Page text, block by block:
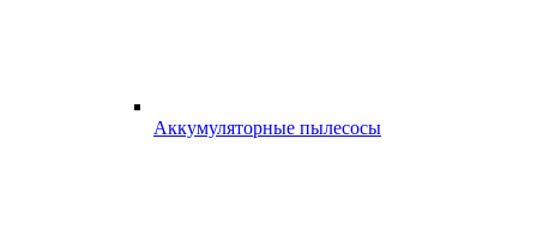
Аккумуляторные пылесосы